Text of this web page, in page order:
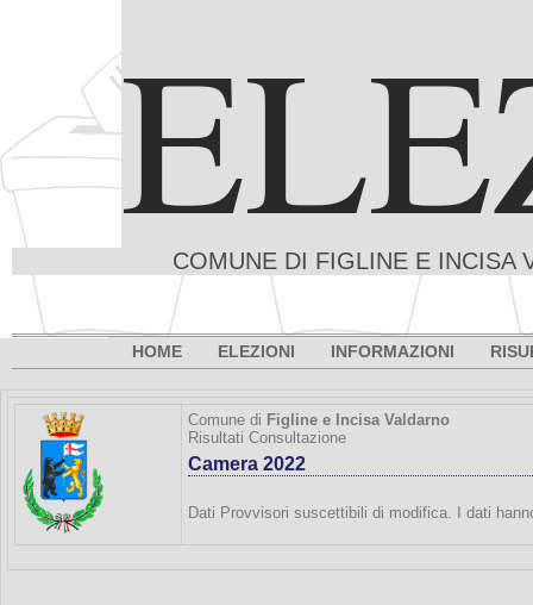
COMUNE DI FIGLINE E INCISA
HOME ELEZIONI INFORMAZIONI
Comune di Figline e Incisa Valdarno
Risultati Consultazione
Camera 2022
Dati Provvisori suscettibili di modifica. I dati